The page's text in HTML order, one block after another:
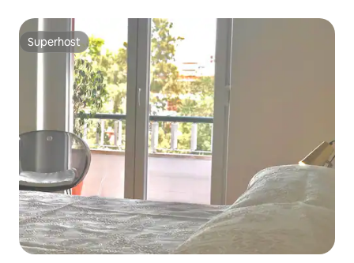
Superhost
Superhost